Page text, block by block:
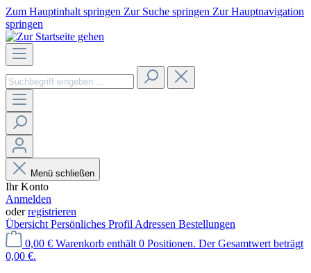
Zum Hauptinhalt springen Zur Suche springen Zur Hauptnavigation
springen
Menü schließen
Ihr Konto
Anmelden
oderregistrieren
Übersicht Persönliches Profil Adressen Bestellungen
0,00 € Warenkorb enthält 0 Positionen. Der Gesamtwert beträgt
0,00 €.